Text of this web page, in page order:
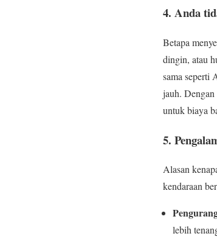
4. Anda
Betapa
dingin, atau
sama seperti
jauh.
untuk biaya
5.
Alasan
kendaraan
lebih